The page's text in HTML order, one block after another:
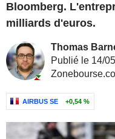
Bloomberg.
milliards d'euros.
Thomas
Publié le 14/
AIRBUS SE +0,54 %